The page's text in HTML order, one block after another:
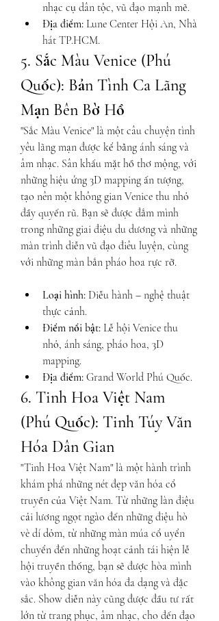
nhạc cụ dân tộc, vũ đạo mạnh mẽ.
Địa điểm: Lune Center Hội An, Nhà
hát TP.HCM.
5. Sắc Màu Venice (Phú
Quốc): Bản Tình Ca Lãng
Mạn Bên Bờ Hồ
"Sắc Màu Venice" là một câu chuyện tình
yêu lãng mạn được kể bằng ánh sáng và
âm nhạc. Sân khấu mặt hồ thơ mộng, với
những hiệu ứng 3D mapping ấn tượng,
tạo nên một không gian Venice thu nhỏ
đầy quyến rũ. Bạn sẽ được đắm mình
trong những giai điệu du dương và những
màn trình diễn vũ đạo điêu luyện, cùng
với những màn bắn pháo hoa rực rỡ.
Loại hình: Diễu hành – nghệ thuật
thực cảnh.
Điểm nổi bật: Lễ hội Venice thu
nhỏ, ánh sáng, pháo hoa, 3D
mapping.
Địa điểm: Grand World Phú Quốc.
6. Tinh Hoa Việt Nam
(Phú Quốc): Tinh Túy Văn
Hóa Dân Gian
"Tinh Hoa Việt Nam" là một hành trình
khám phá những nét đẹp văn hóa cổ
truyền của Việt Nam. Từ những làn điệu
cải lương ngọt ngào đến những điệu hò
vè dí dỏm, từ những màn múa cổ uyển
chuyển đến những hoạt cảnh tái hiện lễ
hội truyền thống, bạn sẽ được hòa mình
vào không gian văn hóa đa dạng và đặc
sắc. Show diễn này cũng được đầu tư rất
lớn từ trang phục, âm nhạc, cho đến đạo